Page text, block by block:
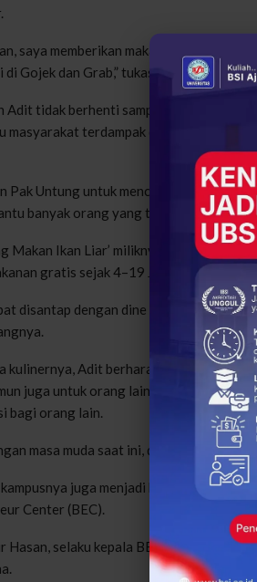
saya memberikan makan gratis untuk
Gojek dan Grab,” tukasnya.
Adit tidak berhenti sampai di sana.
masyarakat terdampak dan
Pak Untung untuk mencari cara
banyak orang yang terdampak
Makan Ikan Liar’ miliknya yang
gratis sejak 4–19 Juli 2021.
disantap dengan dine in atau take
kulinernya, Adit berharap usaha ini bisa
juga untuk orang lain yang
bagi orang lain.
masa muda saat ini, dari pada saya
juga menjadi bekal Adit dalam
Center (BEC).
Hasan, selaku kepala BEC mengatakan,